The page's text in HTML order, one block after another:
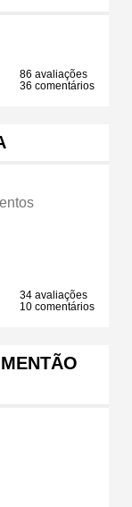
86 avaliações
36 comentários
34 avaliações
10 comentários